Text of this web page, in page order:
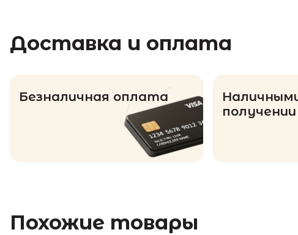
Доставка и оплата
Безналичная оплата
получении
Похожие товары